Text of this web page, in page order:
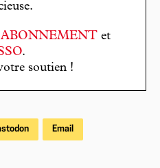
ABONNEMENT et
.
soutien !
Email